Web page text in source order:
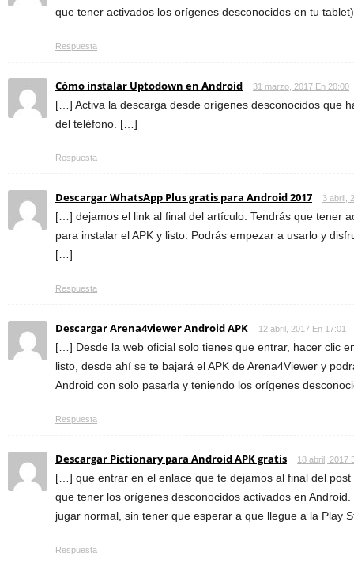
que tener activados los orígenes desconocidos en tu
Respuesta
Cómo instalar Uptodown en Android 31 marzo, 2017 En 20:00
[…] Activa la descarga desde orígenes desconocidos que
del teléfono. […]
Respuesta
Descargar WhatsApp Plus gratis para Android 2017 3 abril,
[…] dejamos el link al final del artículo. Tendrás que tener
para instalar el APK y listo. Podrás empezar a usarlo y
[…]
Respuesta
Descargar Arena4viewer Android APK 12 abril, 2017 En 17:01
[…] Desde la web oficial solo tienes que entrar, hacer clic
listo, desde ahí se te bajará el APK de Arena4Viewer y
Android con solo pasarla y teniendo los orígenes
Respuesta
Descargar Pictionary para Android APK gratis 18 abril, 2017
[…] que entrar en el enlace que te dejamos al final del post
que tener los orígenes desconocidos activados en
jugar normal, sin tener que esperar a que llegue a la Play
Respuesta